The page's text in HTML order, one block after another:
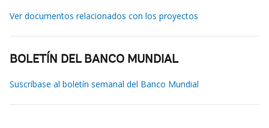
Ver documentos relacionados con los proyectos
BOLETÍN DEL BANCO MUNDIAL
Suscríbase al boletín semanal del Banco Mundial